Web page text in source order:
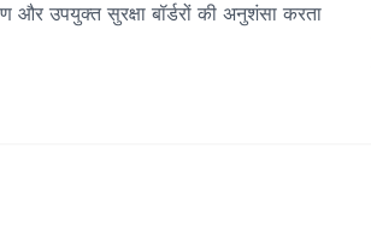
उपयुक्त सुरक्षा बॉर्डरों की अनुशंसा करता